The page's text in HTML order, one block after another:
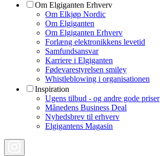
Om Elgiganten Erhverv
Om Elkjøp Nordic
Om Elgiganten
Om Elgiganten Erhverv
Forlæng elektronikkens levetid
Samfundsansvar
Karriere i Elgiganten
Fødevarestyrelsen smiley
Whistleblowing i organisationen
Inspiration
Ugens tilbud - og andre gode priser
Månedens Business Deal
Nyhedsbrev til erhverv
Elgigantens Magasin